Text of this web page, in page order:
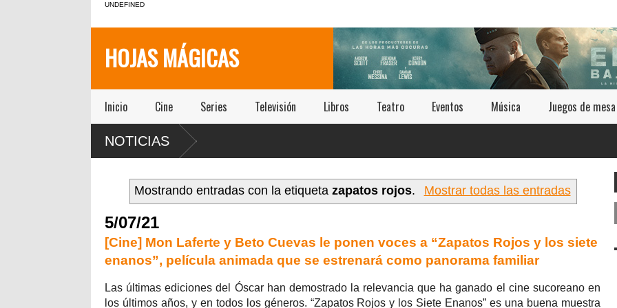
UNDEFINED
HOJAS MÁGICAS
Inicio Cine Series Televisión Libros Teatro Eventos Música Juegos de mesa
NOTICIAS
Mostrando entradas con la etiquetazapatos rojos. Mostrar todas las entradas
5/07/21
[Cine] Mon Laferte y Beto Cuevas le ponen voces a “Zapatos Rojos y los siete
enanos”, película animada que se estrenará como panorama familiar
Las últimas ediciones del Óscar han demostrado la relevancia que ha ganado el cine sucoreano en
los últimos años, y en todos los géneros. “Zapatos Rojos y los Siete Enanos” es una buena muestra